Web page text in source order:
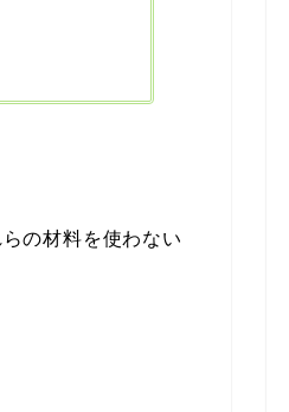
の材料を使わない